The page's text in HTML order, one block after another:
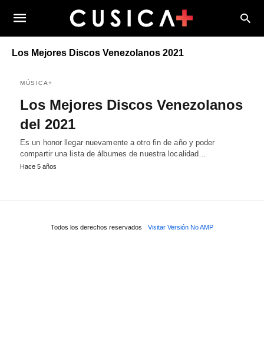
Los Mejores Discos Venezolanos 2021
MÚSICA+
Los Mejores Discos Venezolanos
del 2021
Es un honor llegar nuevamente a otro fin de año y poder
compartir una lista de álbumes de nuestra localidad…
Hace 5 años
Todos los derechos reservados Visitar Versión No AMP